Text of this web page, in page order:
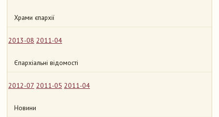
Храми єпархії
2013-08 2011-04
Єпархіальні відомості
2012-07 2011-05 2011-04
Новини